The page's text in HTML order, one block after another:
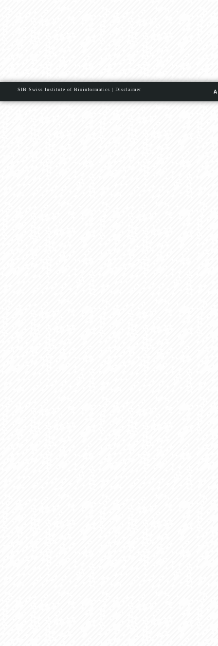
SIB Swiss Institute of Bioinformatics | Disclaimer